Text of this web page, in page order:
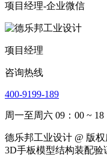
项目经理-企业微信
项目经理
咨询热线
400-9199-189
周一至周六 09：00 ~ 18
德乐邦工业设计 @ 版权
3D手板模型结构装配验